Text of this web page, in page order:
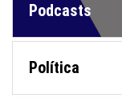
Podcasts
Política